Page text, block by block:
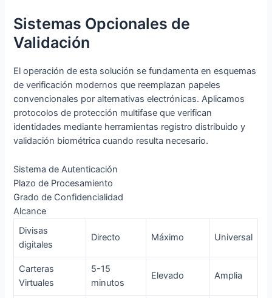
Sistemas Opcionales de
Validación
El operación de esta solución se fundamenta en esquemas
de verificación modernos que reemplazan papeles
convencionales por alternativas electrónicas. Aplicamos
protocolos de protección multifase que verifican
identidades mediante herramientas registro distribuido y
validación biométrica cuando resulta necesario.
Sistema de Autenticación
Plazo de Procesamiento
Grado de Confidencialidad
Alcance
Divisas
digitales
Directo Máximo Universal
Carteras
Virtuales
5-15
minutos
Elevado Amplia